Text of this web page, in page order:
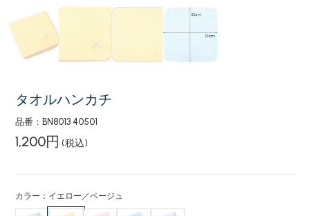
タオルハンカチ
品番：BN8013 40501
1,200円 (税込)
カラー：イエロー／ベージュ